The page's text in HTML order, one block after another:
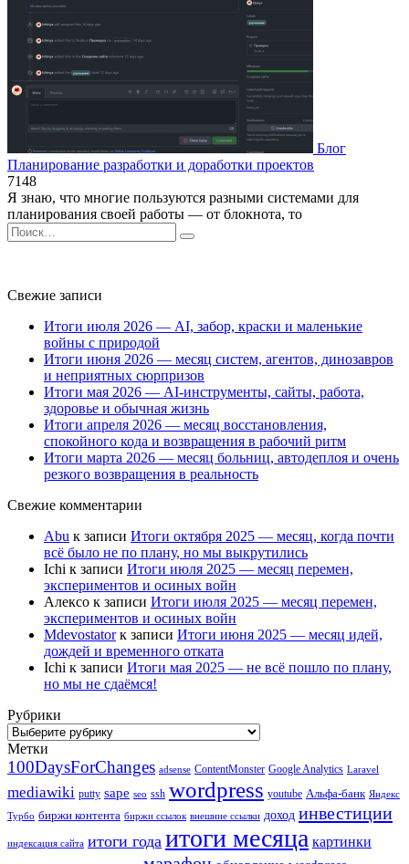
Блог
Планирование разработки и доработки проектов
7148
Я знаю, что многие пользуются разными системами для
планирования своей работы — от блокнота, то
Search
for:
Свежие записи
Итоги июля 2026 — AI, забор, краски и маленькие
войны с природой
Итоги июня 2026 — месяц систем, агентов, динозавров
и неприятных сюрпризов
Итоги мая 2026 — AI-инструменты, сайты, работа,
здоровье и обычная жизнь
Итоги апреля 2026 — месяц восстановления,
спокойного кода и возвращения в рабочий ритм
Итоги марта 2026 — месяц больниц, автодеплоя и очень
резкого возвращения в реальность
Свежие комментарии
Abu к записи Итоги октября 2025 — месяц, когда почти
всё было не по плану, но мы выкрутились
Ichi к записи Итоги июля 2025 — месяц перемен,
экспериментов и осиных войн
Алексо к записи Итоги июля 2025 — месяц перемен,
экспериментов и осиных войн
Mdevostatorк записи Итоги июня 2025 — месяц идей,
дождей и временного отката
Ichi к записи Итоги мая 2025 — не всё пошло по плану,
но мы не сдаёмся!
Рубрики
Рубрики
Метки
100DaysForChanges adsense ContentMonster Google Analytics Laravel
mediawiki putty sape seo ssh wordpress youtube Альфа-банк Яндекс
Турбо биржи контента биржи ссылок внешние ссылки доход инвестиции
индексация сайта итоги года итоги месяца картинки